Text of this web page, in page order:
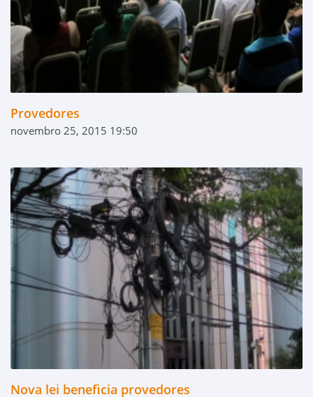
Provedores
novembro 25, 2015 19:50
Nova lei beneficia provedores